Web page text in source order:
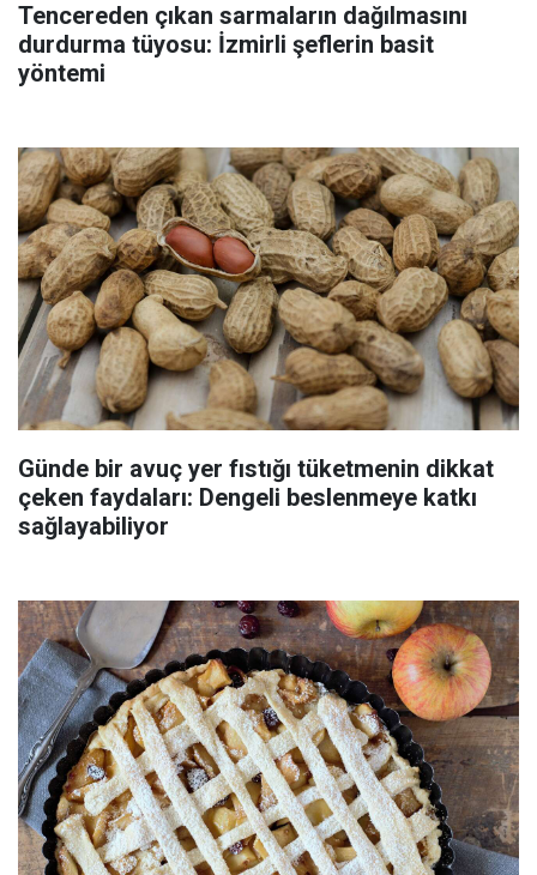
Tencereden çıkan sarmaların dağılmasını
durdurma tüyosu: İzmirli şeflerin basit
yöntemi
Günde bir avuç yer fıstığı tüketmenin dikkat
çeken faydaları: Dengeli beslenmeye katkı
sağlayabiliyor